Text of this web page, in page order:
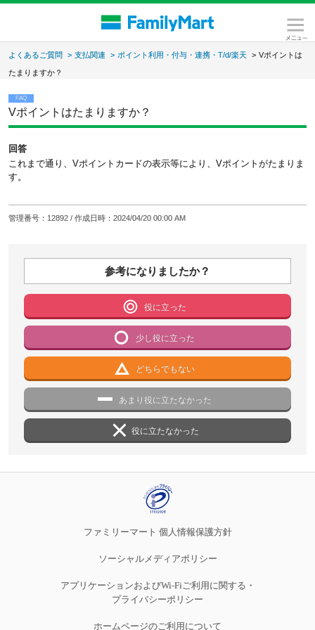
よくあるご質問 > 支払関連 > ポイント利用・付与・連携・T/d/楽天 > Vポイントは
たまりますか？
FAQ
Vポイントはたまりますか？
回答
これまで通り、Vポイントカードの表示等により、Vポイントがたまりま
す。
管理番号 ：12892 / 作成日時 ：2024/04/20 00:00 AM
参考になりましたか？
役に立った
少し役に立った
どちらでもない
あまり役に立たなかった
役に立たなかった
ファミリーマート 個人情報保護方針
ソーシャルメディアポリシー
アプリケーションおよびWi-Fiご利用に関する・
プライバシーポリシー
ホームページのご利用について